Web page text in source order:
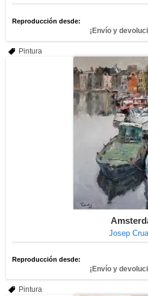
Reproducción desde:
¡Envío y
Pintura
Josep
Reproducción desde:
¡Envío y
Pintura